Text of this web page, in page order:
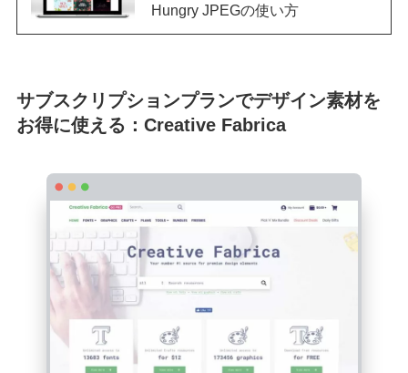
Hungry JPEGの使い方
サブスクリプションプランでデザイン素材を
お得に使える：Creative Fabrica